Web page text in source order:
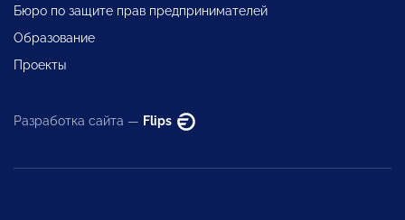
Бюро по защите прав предпринимателей
Образование
Проекты
Разработка сайта — Flips